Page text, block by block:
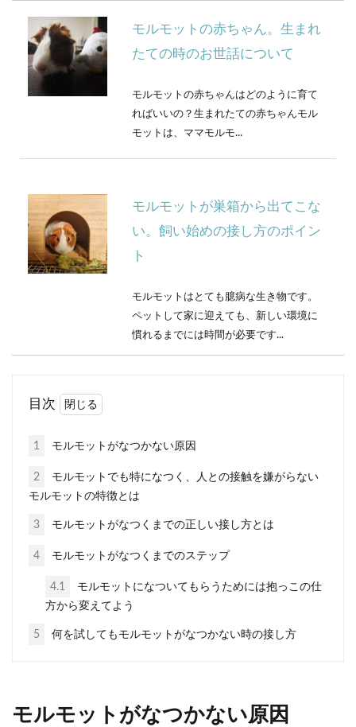
モルモットの赤ちゃん。生まれ
たての時のお世話について
モルモットの赤ちゃんはどのように育て
ればいいの？生まれたての赤ちゃんモル
モットは、ママモルモ...
モルモットが巣箱から出てこな
い。飼い始めの接し方のポイン
ト
モルモットはとても臆病な生き物です。
ペットして家に迎えても、新しい環境に
慣れるまでには時間が必要です...
飼っているモルモットともっと仲良くな
りたいと思っている飼い主さんもいるで
モルモットがなつかない原因と
目次
1 モルモットがなつかない原因
2
モルモットでも特になつく、人との接触を嫌がらない
モルモットの特徴とは
3 モルモットがなつくまでの正しい接し方とは
4 モルモットがなつくまでのステップ
4.1
モルモットになついてもらうためには抱っこの仕
方から変えてよう
5 何を試してもモルモットがなつかない時の接し方
モルモットがなつかない原因